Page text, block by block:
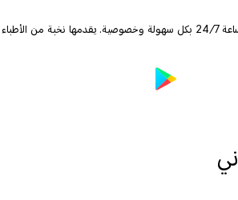
استشارات نفسية على مدار الساعة 24/7 بكل سهولة وخصوصية. يقدمها نخبة من الأطباء